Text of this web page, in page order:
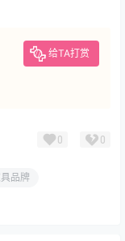
给TA打赏
0 0
品牌